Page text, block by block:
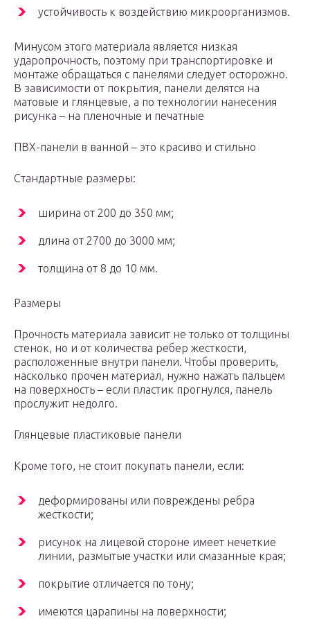
устойчивость к воздействию микроорганизмов.
Минусом этого материала является низкая
ударопрочность, поэтому при транспортировке и
монтаже обращаться с панелями следует осторожно.
В зависимости от покрытия, панели делятся на
матовые и глянцевые, а по технологии нанесения
рисунка – на пленочные и печатные
ПВХ-панели в ванной – это красиво и стильно
Стандартные размеры:
ширина от 200 до 350 мм;
длина от 2700 до 3000 мм;
толщина от 8 до 10 мм.
Размеры
Прочность материала зависит не только от толщины
стенок, но и от количества ребер жесткости,
расположенные внутри панели. Чтобы проверить,
насколько прочен материал, нужно нажать пальцем
на поверхность – если пластик прогнулся, панель
прослужит недолго.
Глянцевые пластиковые панели
Кроме того, не стоит покупать панели, если:
деформированы или повреждены ребра
жесткости;
рисунок на лицевой стороне имеет нечеткие
линии, размытые участки или смазанные края;
покрытие отличается по тону;
имеются царапины на поверхности;